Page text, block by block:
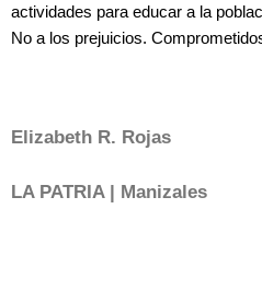
actividades para educar a la
No a los prejuicios.
Elizabeth R. Rojas
LA PATRIA | Manizales